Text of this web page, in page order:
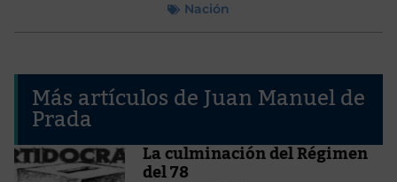
Nación
Más artículos de Juan Manuel de
Prada
La culminación del Régimen
del 78